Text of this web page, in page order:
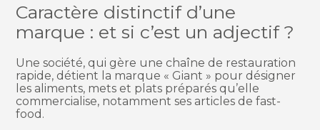
Caractère distinctif d’une
marque : et si c’est un adjectif ?
Une société, qui gère une chaîne de restauration
rapide, détient la marque « Giant » pour désigner
les aliments, mets et plats préparés qu’elle
commercialise, notamment ses articles de fast-
food.